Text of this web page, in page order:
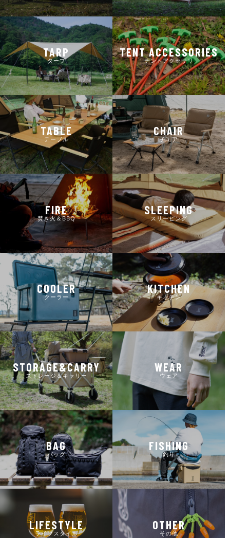
TARP
タープ
TENT ACCESSORIES
テントアクセサリ
TABLE
テーブル
CHAIR
チェア
FIRE
焚き火＆BBQ
SLEEPING
スリーピング
COOLER
クーラー
KITCHEN
キッチン
STORAGE&CARRY
ストレージ＆キャリー
WEAR
ウェア
BAG
バッグ
FISHING
釣り
LIFESTYLE
ライフスタイル
OTHER
その他